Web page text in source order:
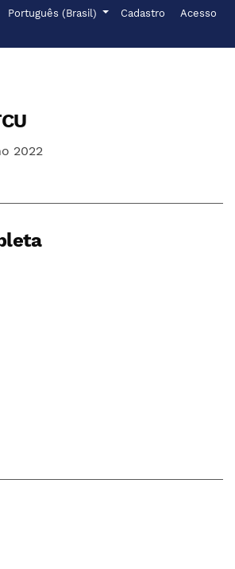
principal
Idioma
Português (Brasil)
Menu de Cadastro Acesso
2022